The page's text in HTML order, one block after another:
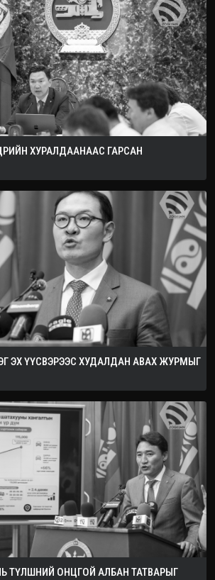
ХУРАЛДААНААС ГАРСАН
ЭХ ҮҮСВЭРЭЭС ХУДАЛДАН АВАХ ЖУРМЫГ
ТҮЛШНИЙ ОНЦГОЙ АЛБАН ТАТВАРЫГ